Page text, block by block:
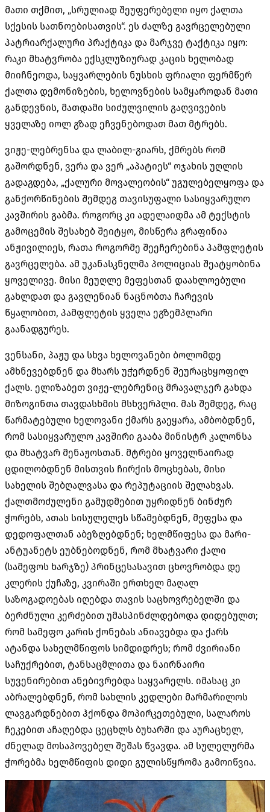
მათი თქმით, „სრულიად შეუფერებელი იყო ქალთა
სქესის სათნოებისათვის“. ეს ძალზე გავრცელებული
პატრიარქალური პრაქტიკა და მარჯვე ტაქტიკა იყო:
რაკი მხატვრობა ექსკლუზიურად კაცის ხელობად
მიიჩნეოდა, საყვარლების ნუსხის ფრიალი ფერმწერ
ქალთა დემონიზების, ხელოვნების სამყაროდან მათი
განდევნის, მათდამი სიძულვილის გაღვივების
ყველაზე იოლ გზად ეჩვენებოდათ მათ მტრებს.
ვიჟე-ლებრენსა და ლაბილ-გიარს, ქმრებს რომ
გაშორდნენ, ვერა და ვერ „აპატიეს“ ოჯახის უღლის
გადაგდება, „ქალური მოვალეობის“ უგულებელყოფა და
განქორწინების შემდეგ თავისუფალი სასიყვარულო
კავშირის გაბმა. როგორც კი ადელაიდმა ამ ტექსტის
გამოცემის შესახებ შეიტყო, მისწერა გრაფინია
ანჟივილიეს, რათა როგორმე შეეჩერებინა პამფლეტის
გავრცელება. ამ უკანასკნელმა პოლიციას შეატყობინა
ყოველივე. მისი მეუღლე მეფესთან დაახლოებული
გახლდათ და გავლენიან ნაცნობთა ჩარევის
წყალობით, პამფლეტის ყველა ეგზემპლარი
გაანადგურეს.
ვენსანი, პაჟუ და სხვა ხელოვანები ბოლომდე
ამხნევებდნენ და მხარს უჭერდნენ შეურაცხყოფილ
ქალს. ელიზაბეთ ვიჟე-ლებრენიც მრავალჯერ გახდა
მიზოგინთა თავდასხმის მსხვერპლი. მას შემდეგ, რაც
წარმატებული ხელოვანი ქმარს გაეყარა, ამბობდნენ,
რომ სასიყვარულო კავშირი გააბა მინისტრ კალონსა
და მხატვარ მენაჟოსთან. მტრები ყოველნაირად
ცდილობდნენ მისთვის ჩირქის მოცხებას, მისი
სახელის შებღალვასა და რეპუტაციის შელახვას.
ქალთმოძულენი გამუდმებით უყრიდნენ ბინძურ
ჭორებს, ათას სისულელეს სწამებდნენ, მეფესა და
დედოფალთან აბეზღებდნენ; ხელმწიფესა და მარი-
ანტუანეტს ეუბნებოდნენ, რომ მხატვარი ქალი
(სამეფოს ხარჯზე) პრინცესასავით ცხოვრობდა დე
კლერის ქუჩაზე, კვირაში ერთხელ მაღალ
საზოგადოებას იღებდა თავის საცხოვრებელში და
ბერძნული კერძებით უმასპინძლდებოდა დიდებულთ;
რომ სამეფო კარის ქონებას ანიავებდა და ქარს
ატანდა სახელმწიფოს სიმდიდრეს; რომ ძვირიანი
საჩუქრებით, ტანსაცმლითა და ნაირნაირი
სუვენირებით ანებივრებდა საყვარელს. იმასაც კი
აბრალებდნენ, რომ სახლის კედლები მარმარილოს
ლავგარდნებით ჰქონდა მოპირკეთებული, სალაროს
ჩეკებით აჩაღებდა ცეცხლს ბუხარში და აურაცხელ,
ძნელად მოსაპოვებელ შეშას წვავდა. ამ სულელურმა
ჭორებმა ხელმწიფის დიდი გულისწყრომა გამოიწვია.